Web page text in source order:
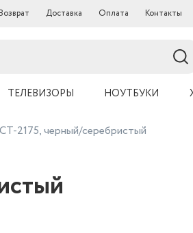
Возврат Доставка Оплата Контакты
ТЕЛЕВИЗОРЫ НОУТБУКИ
2175, черный/серебристый